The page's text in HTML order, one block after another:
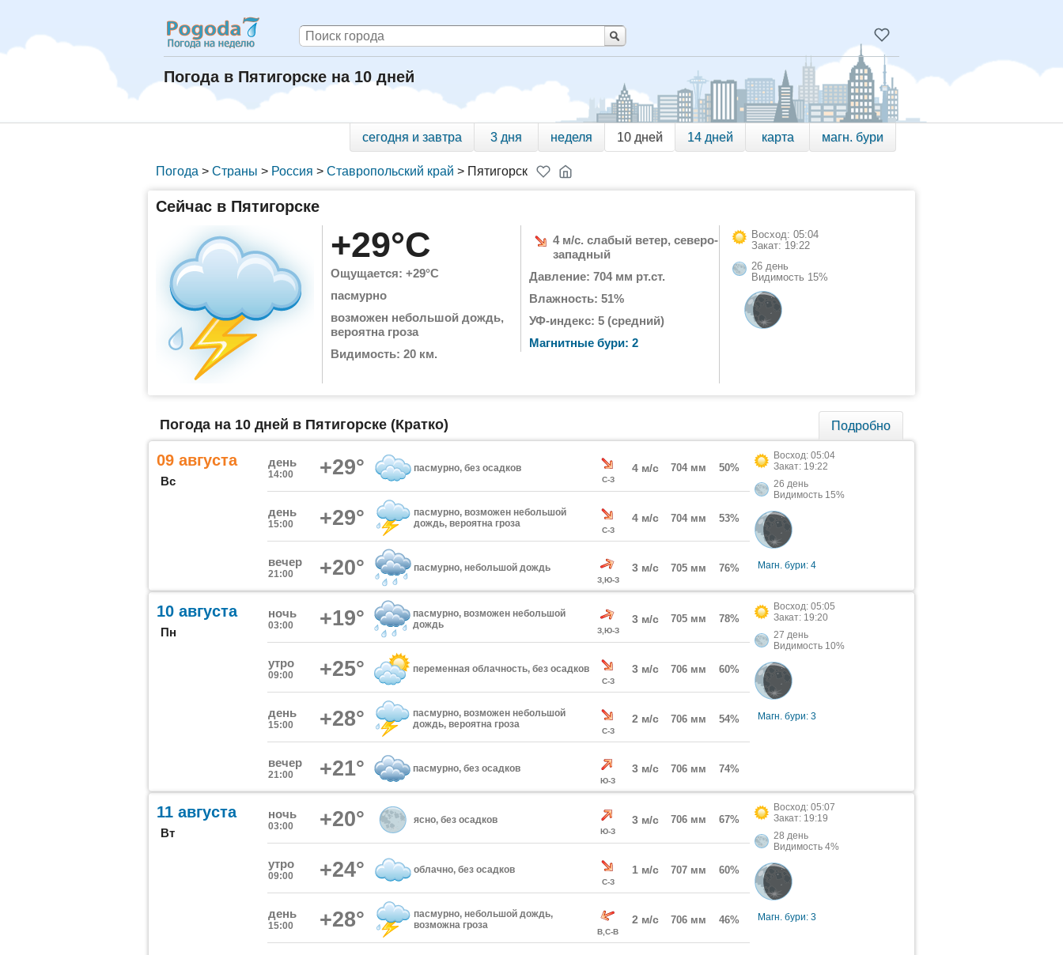
Погода в Пятигорске на 10 дней
сегодня и завтра 3 дня неделя 10 дней 14 дней карта магн. бури
Погода > Страны > Россия > Ставропольский край > Пятигорск
Сейчас в Пятигорске
+29°C
Ощущается: +29°C
пасмурно
возможен небольшой дождь,
вероятна гроза
Видимость: 20 км.
4 м/с. слабый ветер, северо-
западный
Давление: 704 мм рт.ст.
Влажность: 51%
УФ-индекс: 5 (средний)
Магнитные бури: 2
Восход: 05:04
Закат: 19:22
26 день
Видимость 15%
Погода на 10 дней в Пятигорске (Кратко) Подробно
09 августа
Вс
день
14:00 +29° пасмурно, без осадков
С-З
4 м/с 704 мм 50%
день
15:00 +29°
пасмурно, возможен небольшой
дождь, вероятна гроза
С-З
4 м/с 704 мм 53%
вечер
21:00 +20° пасмурно, небольшой дождь
З,Ю-З
3 м/с 705 мм 76%
Восход: 05:04
Закат: 19:22
26 день
Видимость 15%
Магн. бури: 4
10 августа
Пн
ночь
03:00 +19°
пасмурно, возможен небольшой
дождь
З,Ю-З
3 м/с 705 мм 78%
утро
09:00 +25° переменная облачность, без осадков
С-З
3 м/с 706 мм 60%
день
15:00 +28°
пасмурно, возможен небольшой
дождь, вероятна гроза
С-З
2 м/с 706 мм 54%
вечер
21:00 +21° пасмурно, без осадков
Ю-З
3 м/с 706 мм 74%
Восход: 05:05
Закат: 19:20
27 день
Видимость 10%
Магн. бури: 3
11 августа
Вт
ночь
03:00 +20° ясно, без осадков
Ю-З
3 м/с 706 мм 67%
утро
09:00 +24° облачно, без осадков
С-З
1 м/с 707 мм 60%
день
15:00 +28°
пасмурно, небольшой дождь,
возможна гроза
В,С-В
2 м/с 706 мм 46%
Восход: 05:07
Закат: 19:19
28 день
Видимость 4%
Магн. бури: 3